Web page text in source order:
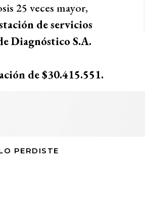
25 veces mayor,
de servicios
Diagnóstico S.A.
de $30.415.551.
PERDISTE